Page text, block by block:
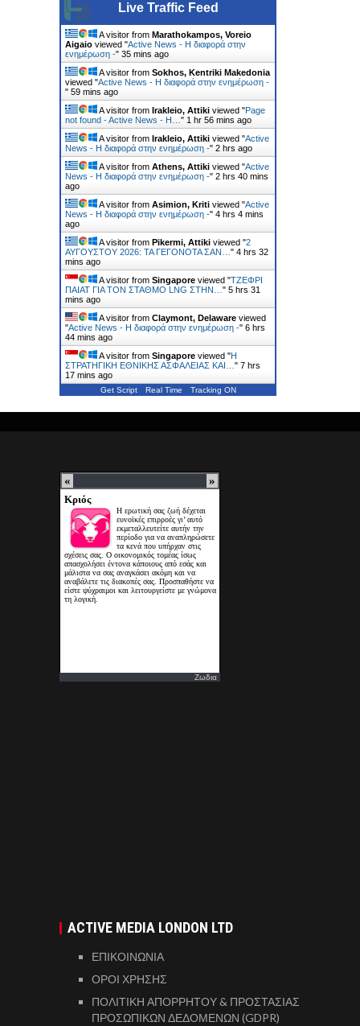
Live Traffic Feed
A visitor from Marathokampos, Voreio
Aigaio viewed "Active News - Η διαφορά στην
ενημέρωση -" 36 mins ago
A visitor from Sokhos, Kentriki Makedonia
viewed "Active News - Η διαφορά στην ενημέρωση -
" 59 mins ago
A visitor from Irakleio, Attiki viewed "Page
not found - Active News - Η… " 1 hr 56 mins ago
A visitor from Irakleio, Attiki viewed "Active
News - Η διαφορά στην ενημέρωση -" 2 hrs ago
A visitor from Athens, Attiki viewed "Active
News - Η διαφορά στην ενημέρωση -" 2 hrs 40 mins
ago
A visitor from Asimion, Kriti viewed "Active
News - Η διαφορά στην ενημέρωση -" 4 hrs 4 mins
ago
A visitor from Pikermi, Attiki viewed "2
ΑΥΓΟΥΣΤΟΥ 2026: ΤΑ ΓΕΓΟΝΟΤΑ ΣΑΝ… " 4 hrs 32
mins ago
A visitor from Singapore viewed "ΤΖΕΦΡΙ
ΠΑΙΑΤ ΓΙΑ ΤΟΝ ΣΤΑΘΜΟ LNG ΣΤΗΝ… " 5 hrs 31
mins ago
A visitor from Claymont, Delaware viewed
"Active News - Η διαφορά στην ενημέρωση -" 6 hrs
44 mins ago
A visitor from Singapore viewed "Η
ΣΤΡΑΤΗΓΙΚΗ ΕΘΝΙΚΗΣ ΑΣΦΑΛΕΙΑΣ ΚΑΙ… " 7 hrs
17 mins ago
Get Script Real Time Tracking ON
Ζωδια
ACTIVE MEDIA LONDON LTD
ΕΠΙΚΟΙΝΩΝΙΑ
ΟΡΟΙ ΧΡΗΣΗΣ
ΠΟΛΙΤΙΚΗ ΑΠΟΡΡΗΤΟΥ & ΠΡΟΣΤΑΣΙΑΣ
ΠΡΟΣΩΠΙΚΩΝ ΔΕΔΟΜΕΝΩΝ (GDPR)